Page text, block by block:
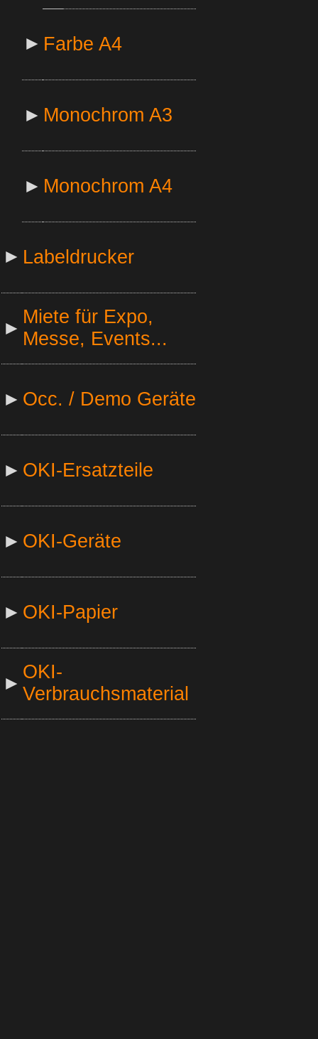
► Farbe A4
► Monochrom A3
► Monochrom A4
► Labeldrucker
►
Miete für Expo,
Messe, Events...
► Occ. / Demo Geräte
► OKI-Ersatzteile
► OKI-Geräte
► OKI-Papier
►
OKI-
Verbrauchsmaterial